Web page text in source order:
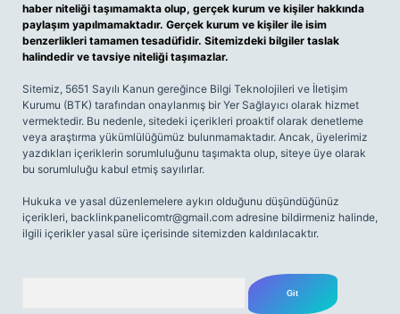
haber niteliği taşımamakta olup, gerçek kurum ve kişiler hakkında
paylaşım yapılmamaktadır. Gerçek kurum ve kişiler ile isim
benzerlikleri tamamen tesadüfidir. Sitemizdeki bilgiler taslak
halindedir ve tavsiye niteliği taşımazlar.
Sitemiz, 5651 Sayılı Kanun gereğince Bilgi Teknolojileri ve İletişim
Kurumu (BTK) tarafından onaylanmış bir Yer Sağlayıcı olarak hizmet
vermektedir. Bu nedenle, sitedeki içerikleri proaktif olarak denetleme
veya araştırma yükümlülüğümüz bulunmamaktadır. Ancak, üyelerimiz
yazdıkları içeriklerin sorumluluğunu taşımakta olup, siteye üye olarak
bu sorumluluğu kabul etmiş sayılırlar.
Hukuka ve yasal düzenlemelere aykırı olduğunu düşündüğünüz
içerikleri, backlinkpanelicomtr@gmail.com adresine bildirmeniz halinde,
ilgili içerikler yasal süre içerisinde sitemizden kaldırılacaktır.